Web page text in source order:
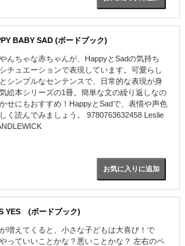
BABY SAD (ボードブック)
んちゃな赤ちゃんが、HappyとSadの気持ち
チュエーションで表現しています。可愛らし
シンプルなセンテンスで、日常的な表現が身
絵本シリーズの1冊。簡単な文の繰り返しなの
せにもおすすめ！HappyとSadで、表情や声色
く読んでみましょう。 9780763632458 Leslie
YES (ボードブック)
増えてくると、小さな子どもは大喜び！で
っていいことかな？悪いことかな？ 左右のペ